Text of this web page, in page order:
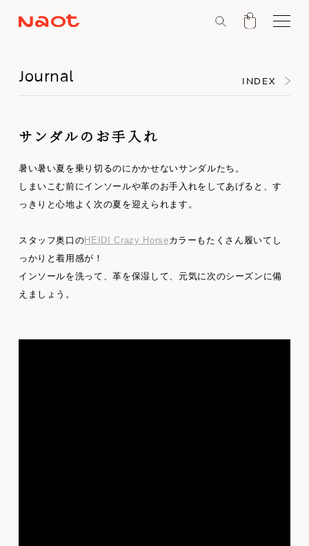
Journal INDEX
サンダルのお手入れ
暑い暑い夏を乗り切るのにかかせないサンダルたち。
しまいこむ前にインソールや革のお手入れをしてあげると、す
っきりと心地よく次の夏を迎えられます。
スタッフ奥口のHEIDI Crazy Horseカラーもたくさん履いてし
っかりと着用感が！
インソールを洗って、革を保湿して、元気に次のシーズンに備
えましょう。